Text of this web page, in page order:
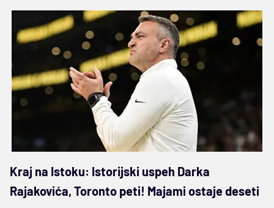
Kraj na Istoku: Istorijski uspeh Darka
Rajakovića, Toronto peti! Majami ostaje deseti